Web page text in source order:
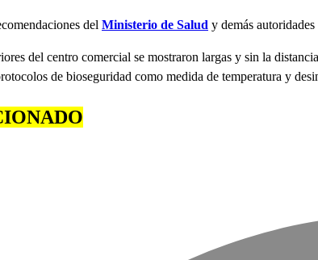
del Ministerio de Salud y demás
del centro comercial se mostraron largas y sin la
de bioseguridad como medida de temperatura y